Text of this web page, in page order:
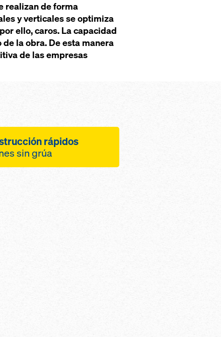
realizan de forma
y verticales se optimiza
ello, caros. La capacidad
la obra. De esta manera
de las empresas
rápidos
sin grúa